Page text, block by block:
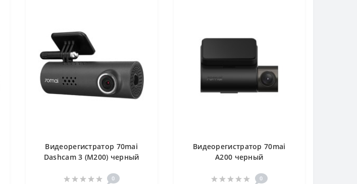
Видеорегистратор 70mai
Dashcam 3 (M200) черный
0
Видеорегистратор 70mai
A200 черный
0